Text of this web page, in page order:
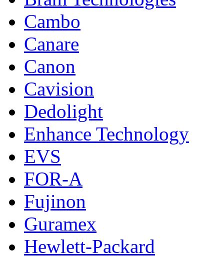
Cambo
Canare
Canon
Cavision
Dedolight
Enhance Technology
EVS
FOR-A
Fujinon
Guramex
Hewlett-Packard